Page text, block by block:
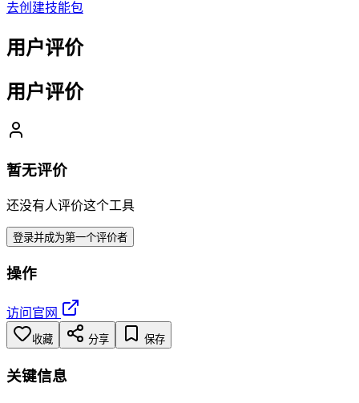
去创建技能包
用户评价
用户评价
暂无评价
还没有人评价这个工具
登录并成为第一个评价者
操作
访问官网
收藏 分享 保存
关键信息